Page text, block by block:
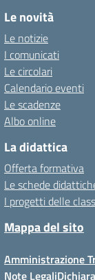
Le novità
Le notizie
I comunicati
Le circolari
Calendario eventi
Le scadenze
Albo online
La didattica
Offerta formativa
Le schede
I progetti delle
Mappa del sito
Amministrazione
Note Legali